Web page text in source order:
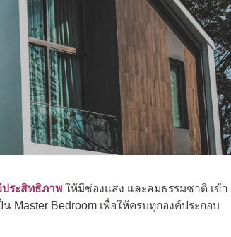
ระสิทธิภาพ ให้มีช่องแสง และลมธรรมชาติ เข้า
Bedroom เพื่อให้ครบทุกองค์ประกอบ